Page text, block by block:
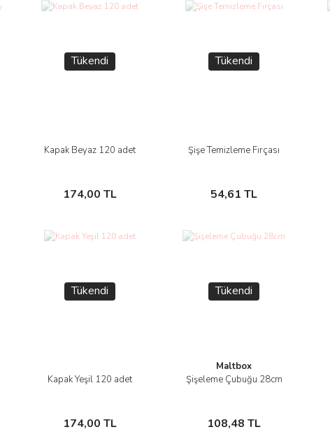
Tükendi
Kapak Beyaz 120 adet
174,00 TL
İncele
Stokta Yok
Tükendi
Şişe Temizleme Fırçası
54,61 TL
İncele
Stokta Yok
Tükendi
Kapak Yeşil 120 adet
174,00 TL
İncele
Stokta Yok
Tükendi
Maltbox
Şişeleme Çubuğu 28cm
108,48 TL
İncele
Stokta Yok